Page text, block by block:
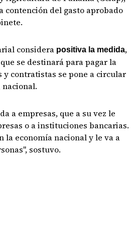
contención del gasto aprobado
considera positiva la medida,
se destinará para pagar la
y contratistas se pone a circular
a empresas, que a su vez le
o a instituciones bancarias.
la economía nacional y le va a
sostuvo.